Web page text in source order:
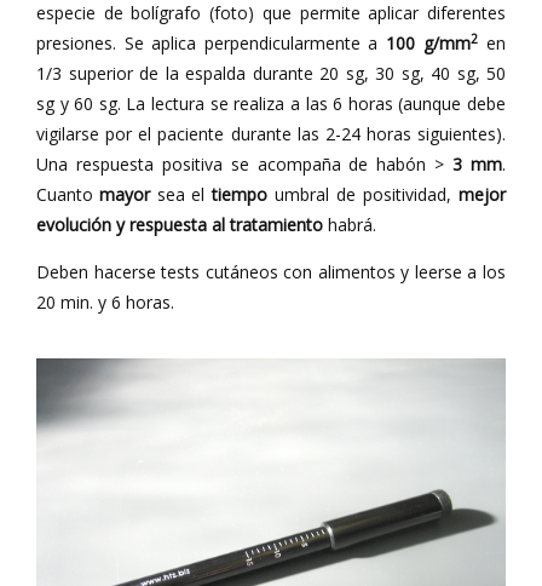
especie de bolígrafo (foto) que permite aplicar diferentes
presiones. Se aplica perpendicularmente a 100 g/mm2 en
1/3 superior de la espalda durante 20 sg, 30 sg, 40 sg, 50
sg y 60 sg. La lectura se realiza a las 6 horas (aunque debe
vigilarse por el paciente durante las 2-24 horas siguientes).
Una respuesta positiva se acompaña de habón > 3 mm.
Cuanto mayorsea el tiempo umbral de positividad, mejor
evolución y respuesta al tratamiento habrá.
Deben hacerse tests cutáneos con alimentos y leerse a los
20 min. y 6 horas.